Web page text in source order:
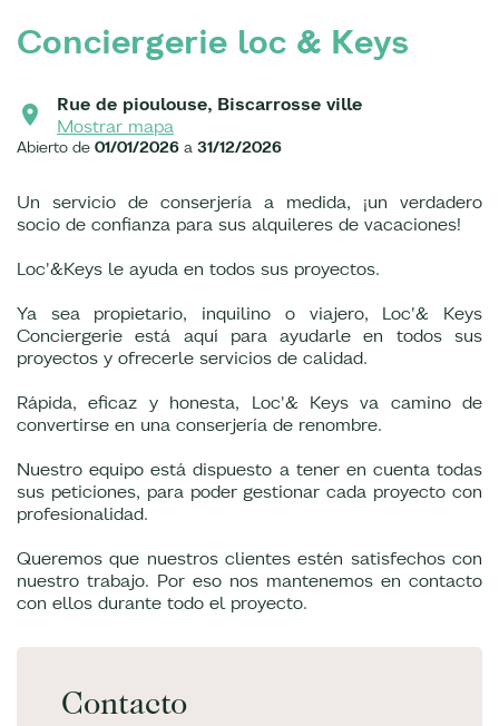
Conciergerie loc & Keys
Rue de pioulouse, Biscarrosse ville
Mostrar mapa
Abierto de 01/01/2026 a 31/12/2026
Un servicio de conserjería a medida, ¡un verdadero
socio de confianza para sus alquileres de vacaciones!
Loc'&Keys le ayuda en todos sus proyectos.
Ya sea propietario, inquilino o viajero, Loc'& Keys
Conciergerie está aquí para ayudarle en todos sus
proyectos y ofrecerle servicios de calidad.
Rápida, eficaz y honesta, Loc'& Keys va camino de
convertirse en una conserjería de renombre.
Nuestro equipo está dispuesto a tener en cuenta todas
sus peticiones, para poder gestionar cada proyecto con
profesionalidad.
Queremos que nuestros clientes estén satisfechos con
nuestro trabajo. Por eso nos mantenemos en contacto
con ellos durante todo el proyecto.
Contacto